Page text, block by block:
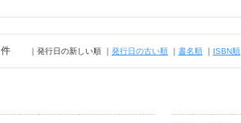
件 ｜発行日の新しい順 ｜ 発行日の古い順 ｜ 書名順 ｜ ISBN順